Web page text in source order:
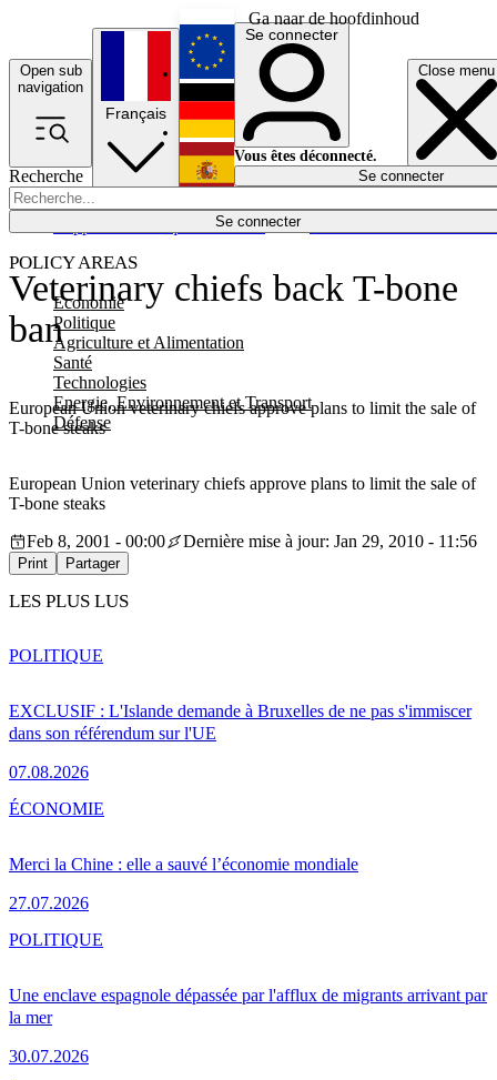
Ga naar de hoofdinhoud
Open sub
navigation
Close menu
Recherche
Se connecter
POLICY AREAS
Economie
Politique
Agriculture et Alimentation
Santé
Technologies
Energie, Environnement et Transport
Défense
Économie
Français
English
Deutsch
Español
Se connecter
Vous êtes déconnecté.
Se connecter
Veterinary chiefs back T-bone
ban
European Union veterinary chiefs approve plans to limit the sale of
T-bone steaks
European Union veterinary chiefs approve plans to limit the sale of
T-bone steaks
Feb 8, 2001 - 00:00
Dernière mise à jour: Jan 29, 2010 - 11:56
Print Partager
LES PLUS LUS
EXCLUSIF : L'Islande demande à Bruxelles de ne pas s'immiscer
dans son référendum sur l'UE
07.08.2026
POLITIQUE
Merci la Chine : elle a sauvé l’économie mondiale
27.07.2026
ÉCONOMIE
Une enclave espagnole dépassée par l'afflux de migrants arrivant par
la mer
30.07.2026
POLITIQUE